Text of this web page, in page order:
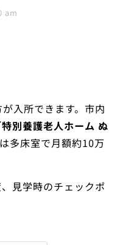
am
入所できます。市内
別養護老人ホーム ぬ
多床室で月額約10万
見学時のチェックポ